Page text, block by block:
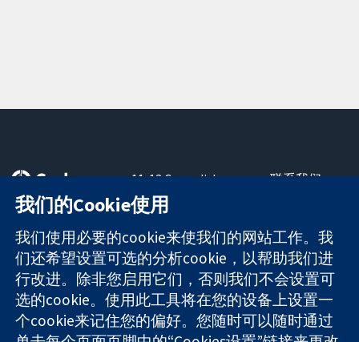
可信任的证据
知情决定
更完善的医疗健
康
11-13 Cavendish
Square
London
W1G 0AN
United Kingdom
联系我们
关于我们
工作机会
Cochrane
Library
我们的Cookie使用
我们使用必要的cookie来使我们的网站工作。我
们还希望设置可选的分析cookie，以帮助我们进
行改进。除非您启用它们，否则我们不会设置可
选的cookie。使用此工具将在您的设备上设置一
个cookie来记住您的偏好。您随时可以随时通过